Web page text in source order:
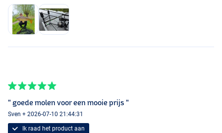
" goede molen voor een mooie prijs "
Sven + 2026-07-10 21:44:31
Ik raad het product aan